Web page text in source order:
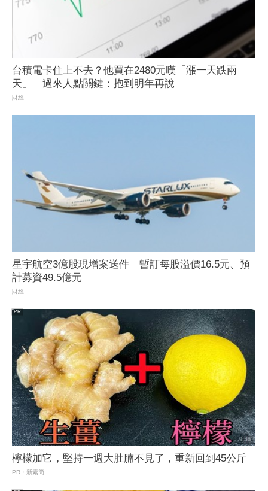
台積電卡住上不去？他買在2480元嘆「漲一天跌兩
天」 過來人點關鍵：抱到明年再說
財經
星宇航空3億股現增案送件 暫訂每股溢價16.5元、預
計募資49.5億元
財經
檸檬加它，堅持一週大肚腩不見了，重新回到45公斤
PR・新素簡